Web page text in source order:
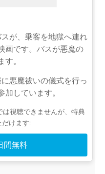
が、乗客を地獄へ連れ
画です。バスが悪魔の
。
悪魔祓いの儀式を行っ
しています。
視聴できませんが、特典
けます:
間無料